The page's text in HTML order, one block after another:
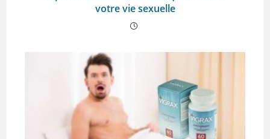
votre vie sexuelle